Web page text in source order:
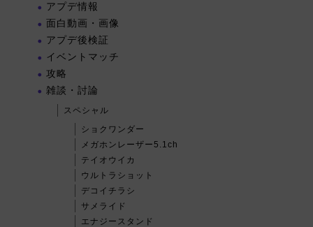
アプデ情報
面白動画・画像
アプデ後検証
イベントマッチ
攻略
雑談・討論
スペシャル
ショクワンダー
メガホンレーザー5.1ch
テイオウイカ
ウルトラショット
デコイチラシ
サメライド
エナジースタンド